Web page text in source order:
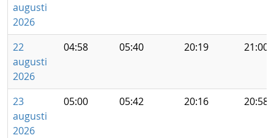
augusti
2026
22
augusti
2026
04:58 05:40 20:19 21:00
23
augusti
2026
05:00 05:42 20:16 20:58